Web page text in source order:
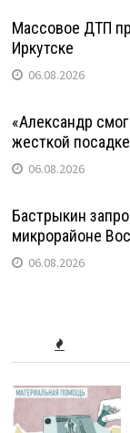
Массовое ДТП
Иркутске
06.08.2026
«Александр
жесткой
06.08.2026
Бастрыкин
микрорайоне
06.08.2026